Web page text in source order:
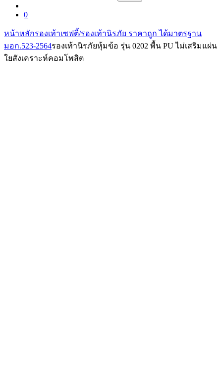
0
หน้าหลักรองเท้าเซฟตี้/รองเท้านิรภัย ราคาถูก ได้มาตรฐาน
มอก.523-2564รองเท้านิรภัยหุ้มข้อ รุ่น 0202 พื้น PU ไม่เสริมแผ่น
ใยสังเคราะห์คอมโพสิต